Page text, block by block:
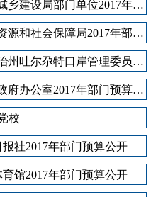
新疆维吾尔自治区克州住房和城乡建设局部门单位2017年部门预算公开
克孜勒苏柯尔克孜自治州人力资源和社会保障局2017年部门预算公开
新疆维吾尔自治区克孜勒苏自治州吐尔尕特口岸管理委员会2017年部门预算公开
克孜勒苏柯尔克孜自治州人民政府办公室2017年部门预算公开
校
社2017年部门预算公开
馆2017年部门预算公开